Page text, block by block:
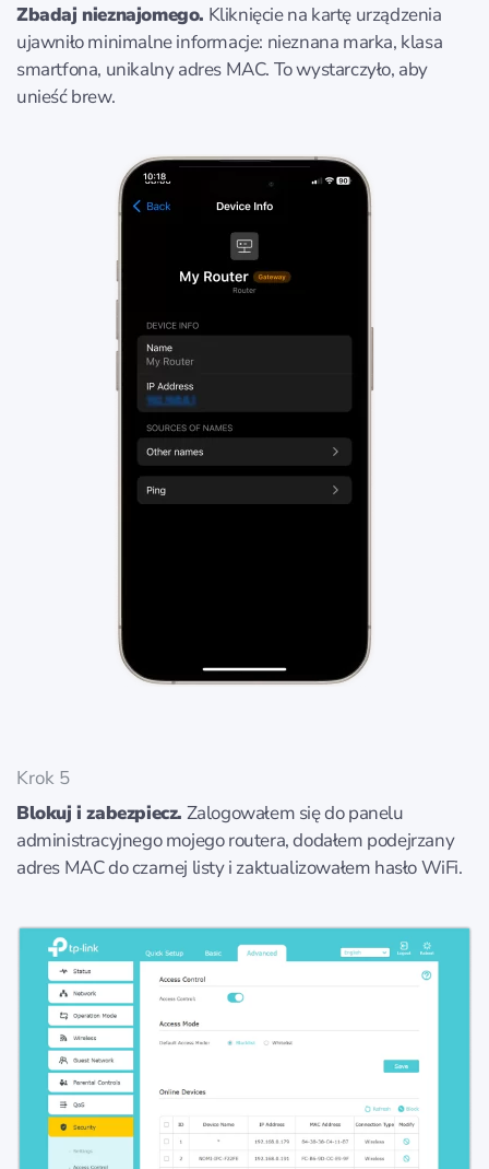
Zbadaj nieznajomego. Kliknięcie na kartę urządzenia
ujawniło minimalne informacje: nieznana marka, klasa
smartfona, unikalny adres MAC. To wystarczyło, aby
unieść brew.
Krok 5
Blokuj i zabezpiecz. Zalogowałem się do panelu
administracyjnego mojego routera, dodałem podejrzany
adres MAC do czarnej listy i zaktualizowałem hasło WiFi.